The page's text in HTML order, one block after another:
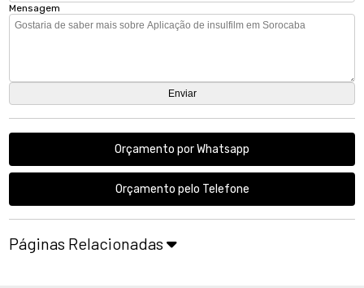
Mensagem
Orçamento por Whatsapp
Orçamento pelo Telefone
Páginas Relacionadas